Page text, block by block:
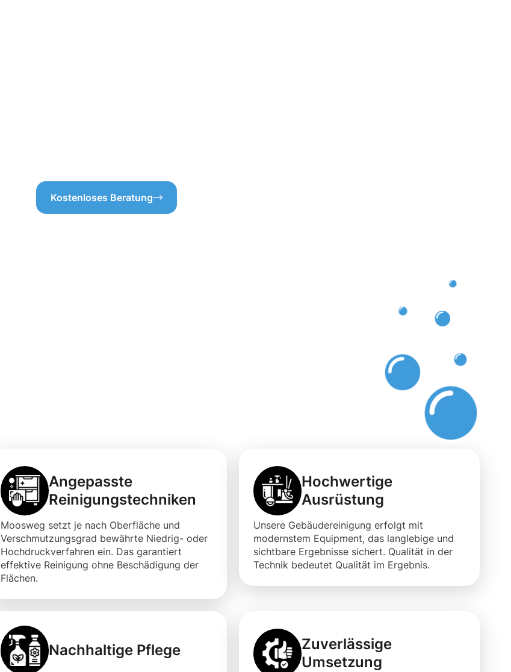
Kostenloses Beratung
Angepasste
Reinigungstechniken
Moosweg setzt je nach Oberfläche und
Verschmutzungsgrad bewährte Niedrig- oder
Hochdruckverfahren ein. Das garantiert
effektive Reinigung ohne Beschädigung der
Flächen.
Hochwertige
Ausrüstung
Unsere Gebäudereinigung erfolgt mit
modernstem Equipment, das langlebige und
sichtbare Ergebnisse sichert. Qualität in der
Technik bedeutet Qualität im Ergebnis.
Nachhaltige Pflege
Zuverlässige
Umsetzung